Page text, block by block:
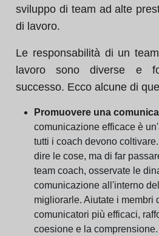
sviluppo di team ad alte
di lavoro.
Le responsabilità di un
lavoro sono diverse e
successo. Ecco alcune di
Promuovere una
comunicazione efficace è
tutti i coach devono
dire le cose, ma di far
team coach, osservate le
comunicazione all'interno
migliorarle. Aiutate i membri
comunicatori più efficaci,
coesione e la comprensione.